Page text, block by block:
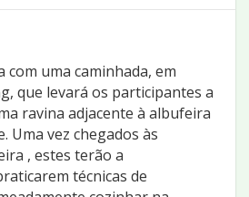
com uma caminhada, em
que levará os participantes a
ravina adjacente à albufeira
Uma vez chegados às
, estes terão a
técnicas de